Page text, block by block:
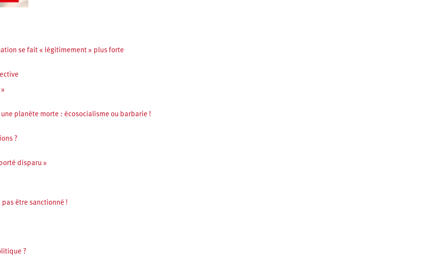
se fait « légitimement » plus forte
une planète morte : écosocialisme ou barbarie !
?
disparu »
être sanctionné !
?